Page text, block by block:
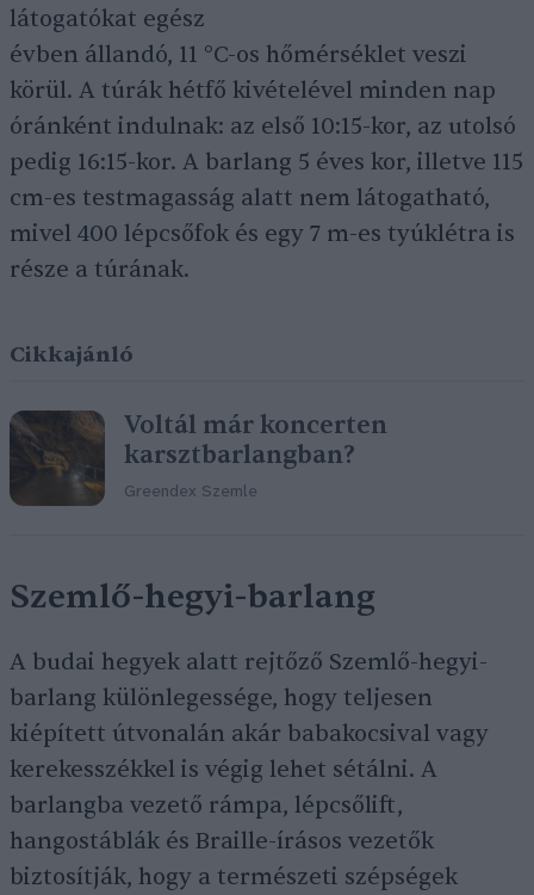
látogatókat egész
évben állandó, 11 °C-os hőmérséklet veszi
körül. A túrák hétfő kivételével minden nap
óránként indulnak: az első 10:15-kor, az utolsó
pedig 16:15-kor. A barlang 5 éves kor, illetve 115
cm-es testmagasság alatt nem látogatható,
mivel 400 lépcsőfok és egy 7 m-es tyúklétra is
része a túrának.
Cikkajánló
Voltál már koncerten
karsztbarlangban?
Greendex Szemle
Szemlő-hegyi-barlang
A budai hegyek alatt rejtőző Szemlő-hegyi-
barlang különlegessége, hogy teljesen
kiépített útvonalán akár babakocsival vagy
kerekesszékkel is végig lehet sétálni. A
barlangba vezető rámpa, lépcsőlift,
hangostáblák és Braille-írásos vezetők
biztosítják, hogy a természeti szépségek